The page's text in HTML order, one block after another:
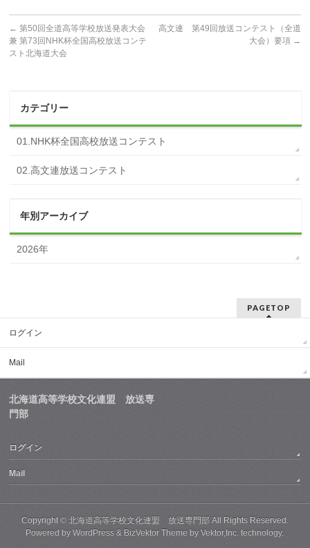
← 第50回全道高等学校放送発表大会
兼 第73回NHK杯全国高校放送コンテ
スト北海道大会
高文連 第49回放送コンテスト（全道
大会）要項 →
カテゴリー
01.NHK杯全国高校放送コンテスト
02.高文連放送コンテスト
年別アーカイブ
2026年
PAGETOP
ログイン
Mail
北海道高等学校文化連盟 放送専
門部
ログイン
Mail
Copyright © 北海道高等学校文化連盟 放送専門部All Rights Reserved.
Powered byWordPress & BizVektor Theme byVektor,Inc. technology.